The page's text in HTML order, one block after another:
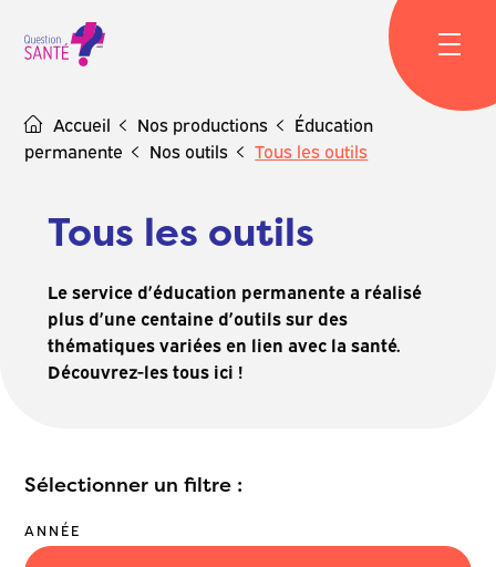
content
Accueil Nos productions
Éducation
permanente
Nos outils Tous les outils
Tous les outils
Le service d’éducation permanente a réalisé
plus d’une centaine d’outils sur des
thématiques variées en lien avec la santé.
Découvrez-les tous ici !
Sélectionner un filtre :
ANNÉE